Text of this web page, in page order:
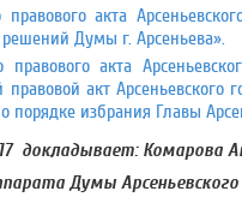
акта
Думы г. Арсеньева».
акта
акт Арсеньевского
избрания Главы
докладывает: Комарова
Думы Арсеньевского